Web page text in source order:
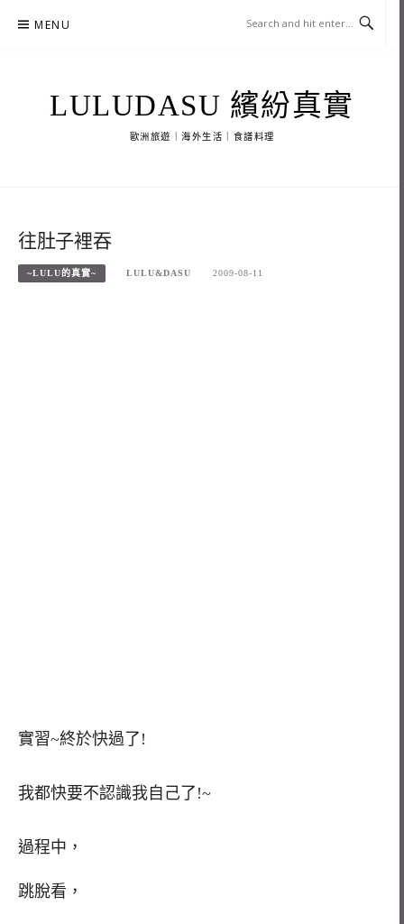
MENU
LULUDASU 繽紛真實
歐洲旅遊｜海外生活｜食譜料理
往肚子裡吞
~LULU的真實~ LULU&DASU 2009-08-11
實習~終於快過了!
我都快要不認識我自己了!~
過程中，
跳脫看，